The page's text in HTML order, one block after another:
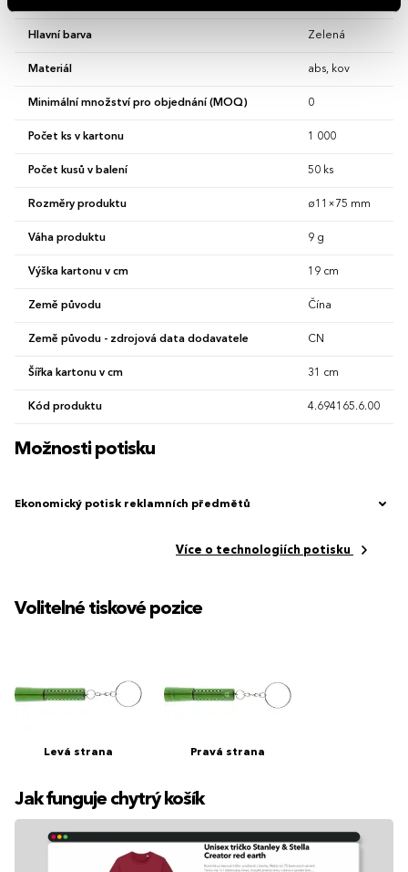
Hlavní barva Zelená
Materiál abs, kov
Minimální množství pro objednání (MOQ) 0
Počet ks v kartonu 1 000
Počet kusů v balení 50 ks
Rozměry produktu ø11×75 mm
Váha produktu 9 g
Výška kartonu v cm 19 cm
Země původu Čína
Země původu - zdrojová data dodavatele CN
Šířka kartonu v cm 31 cm
Kód produktu 4.694165.6.00
Možnosti potisku
Ekonomický potisk reklamních předmětů
Více o technologiích potisku
Volitelné tiskové pozice
Levá strana Pravá strana
Jak funguje chytrý košík